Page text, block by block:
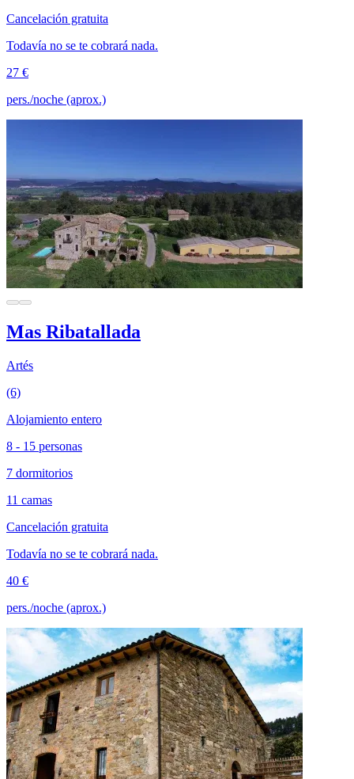
Cancelación gratuita
Todavía no se te cobrará nada.
27 €
pers./noche (aprox.)
Mas Ribatallada
Artés
(6)
Alojamiento entero
8 - 15 personas
7 dormitorios
11 camas
Cancelación gratuita
Todavía no se te cobrará nada.
40 €
pers./noche (aprox.)